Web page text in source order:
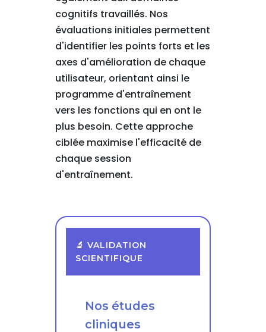
cognitifs travaillés. Nos
évaluations initiales permettent
d'identifier les points forts et les
axes d'amélioration de chaque
utilisateur, orientant ainsi le
programme d'entraînement
vers les fonctions qui en ont le
plus besoin. Cette approche
ciblée maximise l'efficacité de
chaque session
d'entraînement.
🔬 VALIDATION
SCIENTIFIQUE
Nos études
cliniques